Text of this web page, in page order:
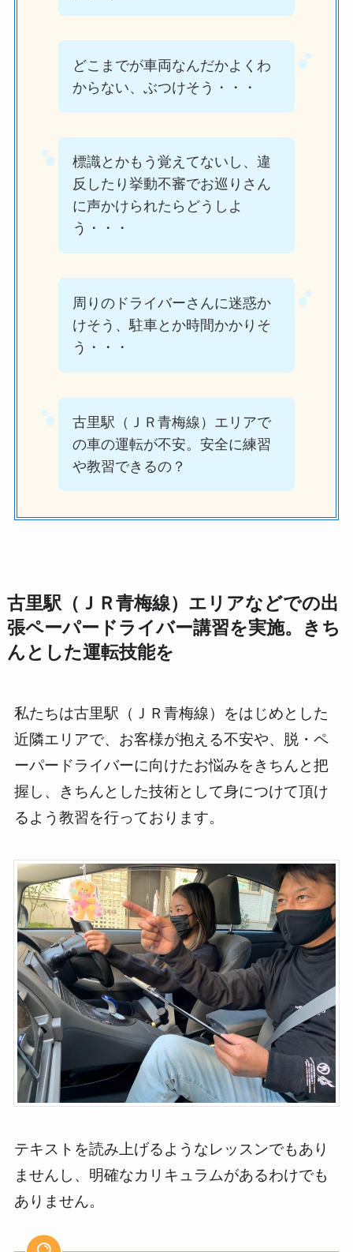
どこまでが車両なんだかよくわ
からない、ぶつけそう・・・
標識とかもう覚えてないし、違
反したり挙動不審でお巡りさん
に声かけられたらどうしよ
う・・・
周りのドライバーさんに迷惑か
けそう、駐車とか時間かかりそ
う・・・
古里駅（ＪＲ青梅線）エリアで
の車の運転が不安。安全に練習
や教習できるの？
古里駅（ＪＲ青梅線）エリアなどでの出
張ペーパードライバー講習を実施。きち
んとした運転技能を
私たちは古里駅（ＪＲ青梅線）をはじめとした
近隣エリアで、お客様が抱える不安や、脱・ペ
ーパードライバーに向けたお悩みをきちんと把
握し、きちんとした技術として身につけて頂け
るよう教習を行っております。
テキストを読み上げるようなレッスンでもあり
ませんし、明確なカリキュラムがあるわけでも
ありません。